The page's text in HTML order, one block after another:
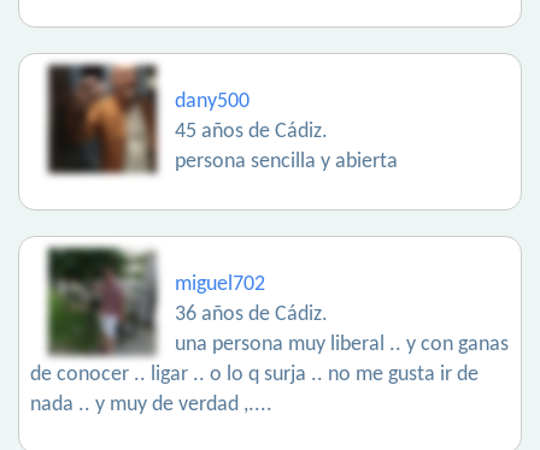
dany500
45 años de Cádiz.
persona sencilla y abierta
miguel702
36 años de Cádiz.
una persona muy liberal .. y con ganas
de conocer .. ligar .. o lo q surja .. no me gusta ir de
nada .. y muy de verdad ,....